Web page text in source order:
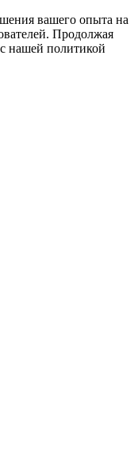
вашего опыта на
Продолжая
с нашей политикой